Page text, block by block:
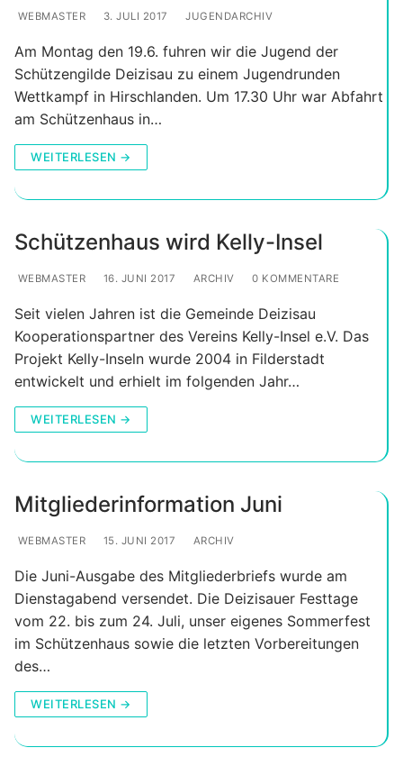
WEBMASTER 3. JULI 2017 JUGENDARCHIV
Am Montag den 19.6. fuhren wir die Jugend der
Schützengilde Deizisau zu einem Jugendrunden
Wettkampf in Hirschlanden. Um 17.30 Uhr war Abfahrt
am Schützenhaus in…
WEITERLESEN →
Schützenhaus wird Kelly-Insel
WEBMASTER 16. JUNI 2017 ARCHIV 0 KOMMENTARE
Seit vielen Jahren ist die Gemeinde Deizisau
Kooperationspartner des Vereins Kelly-Insel e.V. Das
Projekt Kelly-Inseln wurde 2004 in Filderstadt
entwickelt und erhielt im folgenden Jahr…
WEITERLESEN →
Mitgliederinformation Juni
WEBMASTER 15. JUNI 2017 ARCHIV
Die Juni-Ausgabe des Mitgliederbriefs wurde am
Dienstagabend versendet. Die Deizisauer Festtage
vom 22. bis zum 24. Juli, unser eigenes Sommerfest
im Schützenhaus sowie die letzten Vorbereitungen
des…
WEITERLESEN →